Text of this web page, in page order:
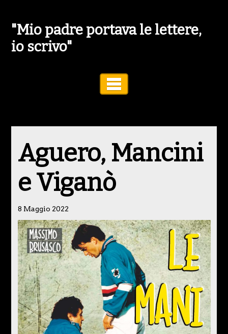
"Mio padre portava le lettere,
io scrivo"
Aguero, Mancini
e Viganò
8 Maggio 2022